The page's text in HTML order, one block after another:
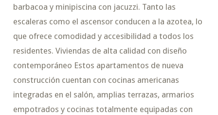
barbacoa y minipiscina con jacuzzi. Tanto las
escaleras como el ascensor conducen a la azotea, lo
que ofrece comodidad y accesibilidad a todos los
residentes. Viviendas de alta calidad con diseño
contemporáneo Estos apartamentos de nueva
construcción cuentan con cocinas americanas
integradas en el salón, amplias terrazas, armarios
empotrados y cocinas totalmente equipadas con